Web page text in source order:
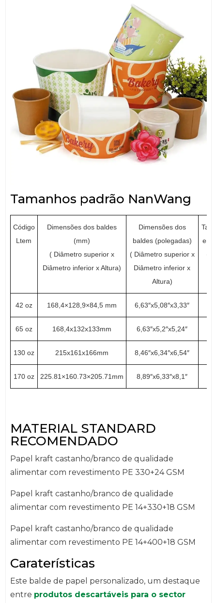
Tamanhos padrão NanWang
Código
Ltem
Dimensões dos baldes
(mm)
( Diâmetro superior x
Diâmetro inferior x Altura)
Dimensões dos
baldes (polegadas)
( Diâmetro superior x
Diâmetro inferior x
Altura)
42 oz 168,4×128,9×84,5 mm 6,63″x5,08″x3,33″
65 oz 168,4x132x133mm 6,63″x5,2″x5,24″
130 oz 215x161x166mm 8,46″x6,34″x6,54″
170 oz 225.81×160.73×205.71mm 8,89″x6,33″x8,1″
MATERIAL STANDARD
RECOMENDADO
Papel kraft castanho/branco de qualidade
alimentar com revestimento PE 330+24 GSM
Papel kraft castanho/branco de qualidade
alimentar com revestimento PE 14+330+18 GSM
Papel kraft castanho/branco de qualidade
alimentar com revestimento PE 14+400+18 GSM
Caraterísticas
Este balde de papel personalizado, um destaque
entre produtos descartáveis para o sector